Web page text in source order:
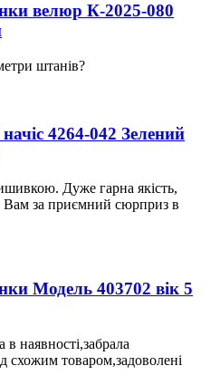
велюр К-2025-080
штанів?
4264-042 Зелений
Дуже гарна якість,
за приємний сюрприз в
Модель 403702 вік 5
наявності,забрала
схожим товаром,задоволені